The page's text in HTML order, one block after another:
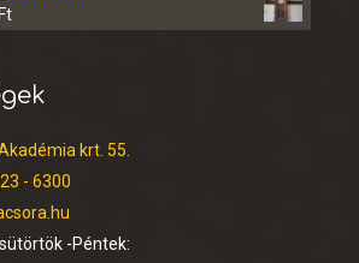
Ft
krt. 55.
- 6300
-Péntek: